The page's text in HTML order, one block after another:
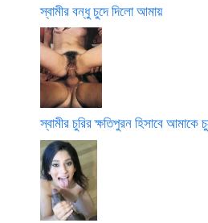
স্বামীর বন্ধু চুদে দিলো আমায়
স্বামীর চুরির ক্ষতিপুরন হিসাবে আমাকে